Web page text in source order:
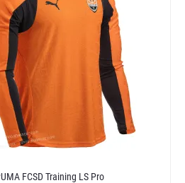
FCSD Training LS Pro